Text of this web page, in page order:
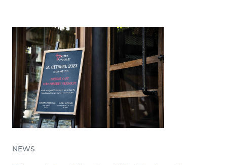
NEWS